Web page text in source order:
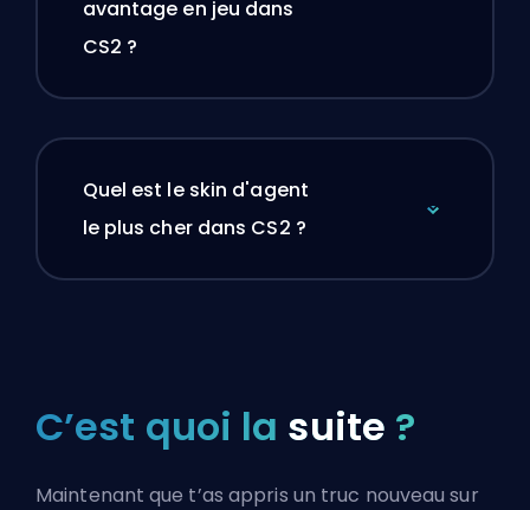
avantage en jeu dans
CS2 ?
Quel est le skin d'agent
le plus cher dans CS2 ?
C’est quoi la suite ?
Maintenant que t’as appris un truc nouveau sur